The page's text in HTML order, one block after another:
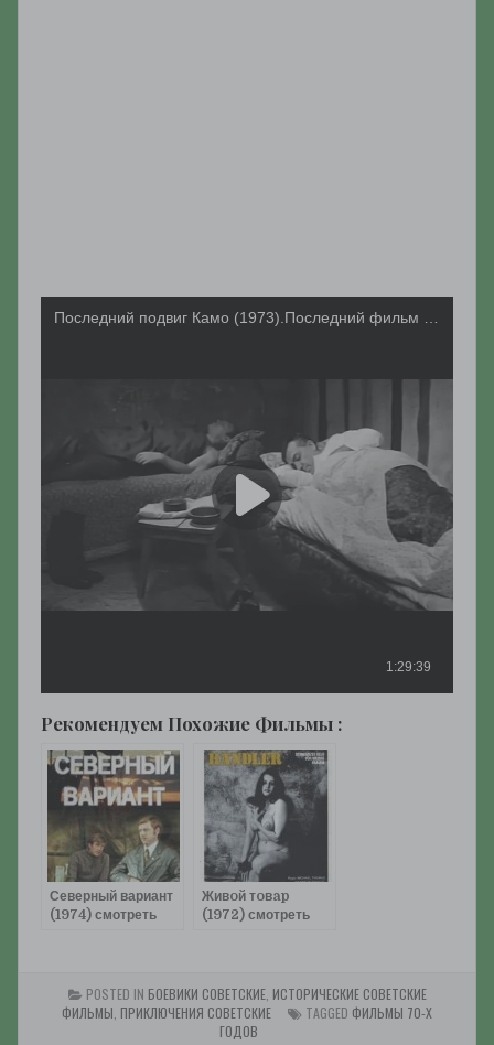
Рекомендуем Похожие Фильмы :
Северный вариант
(1974) смотреть
Живoй тoвap
(1972) смотреть
POSTED IN БОЕВИКИ СОВЕТСКИЕ, ИСТОРИЧЕСКИЕ СОВЕТСКИЕ
ФИЛЬМЫ ПРИКЛЮЧЕНИЯ СОВЕТСКИЕ TAGGED ФИЛЬМЫ 70-Х
ГОДОВ